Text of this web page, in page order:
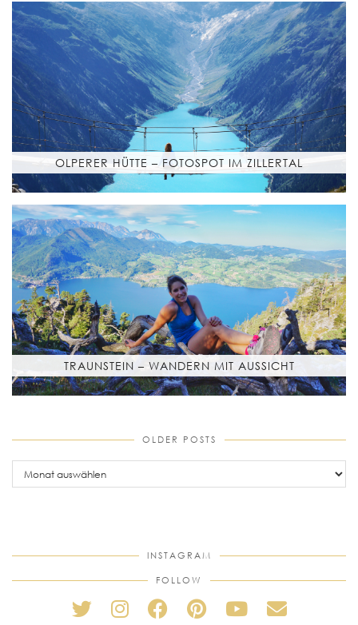
OLPERER HÜTTE – FOTOSPOT IM ZILLERTAL
TRAUNSTEIN – WANDERN MIT AUSSICHT
OLDER POSTS
older
posts
INSTAGRAM
FOLLOW